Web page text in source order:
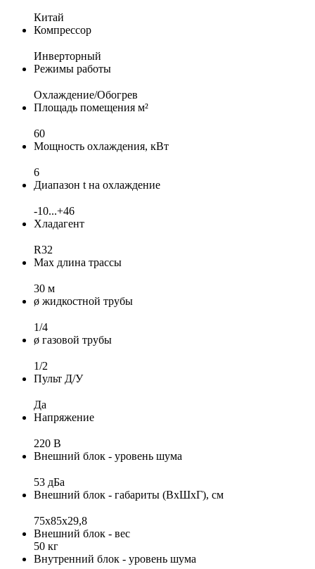
Китай
Компрессор
Инверторный
Режимы работы
Охлаждение/Обогрев
Площадь помещения м²
60
Мощность охлаждения, кВт
6
Диапазон t на охлаждение
-10...+46
Хладагент
R32
Max длина трассы
30 м
ø жидкостной трубы
1/4
ø газовой трубы
1/2
Пульт Д/У
Да
Напряжение
220 В
Внешний блок - уровень шума
53 дБа
Внешний блок - габариты (ВхШхГ), см
75x85x29,8
Внешний блок - вес
50 кг
Внутренний блок - уровень шума